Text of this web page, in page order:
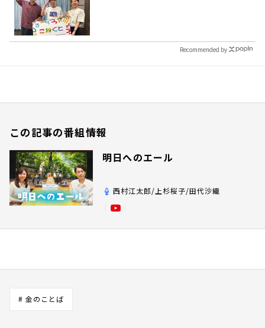
Recommended by
この記事の番組情報
明日へのエール
西村江太郎/上杉桜子/田代沙織
# 金のことば